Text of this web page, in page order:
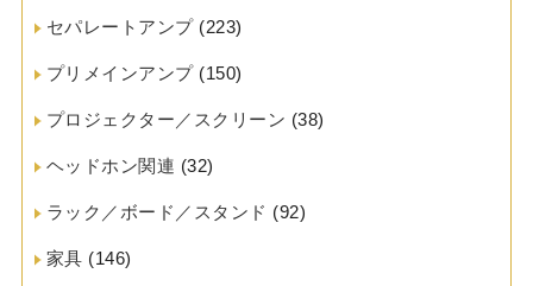
セパレートアンプ(223)
プリメインアンプ(150)
プロジェクター／スクリーン (38)
ヘッドホン関連 (32)
ラック／ボード／スタンド (92)
家具 (146)